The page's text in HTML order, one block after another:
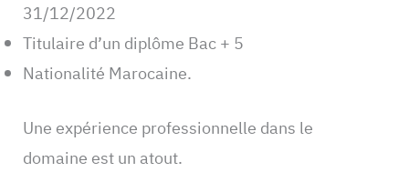
31/12/2022
Titulaire d’un diplôme Bac + 5
Nationalité Marocaine.
Une expérience professionnelle dans le
domaine est un atout.